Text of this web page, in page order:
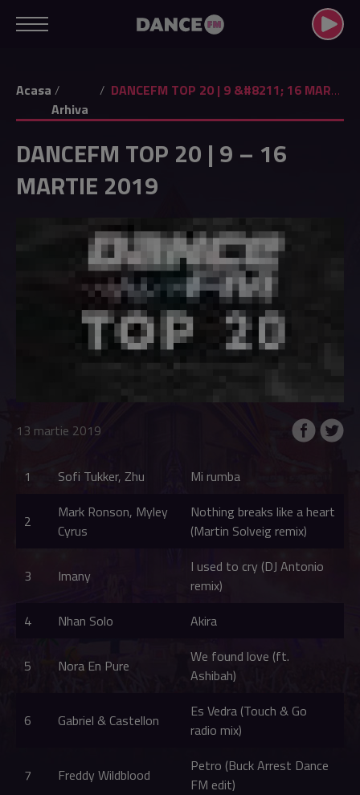
Acasa
Arhiva
DANCEFM TOP 20 | 9 &#8211; 16 MARTIE 2019
DANCEFM TOP 20 | 9 – 16
MARTIE 2019
13 martie 2019
1 Sofi Tukker, Zhu Mi rumba
2
Mark Ronson, Myley
Cyrus
Nothing breaks like a heart
(Martin Solveig remix)
3 Imany
I used to cry (DJ Antonio
remix)
4
Nhan Solo Akira
5 Nora En Pure
We found love (ft.
Ashibah)
6 Gabriel & Castellon
Es Vedra (Touch & Go
radio mix)
7 Freddy Wildblood
Petro (Buck Arrest Dance
FM edit)